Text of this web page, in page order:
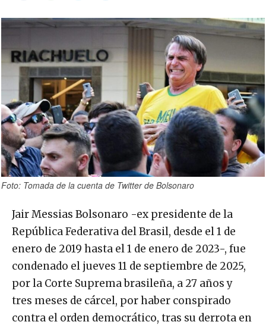
Foto: Tomada de la cuenta de Twitter de Bolsonaro
Jair Messias Bolsonaro ​-ex presidente de la
República Federativa del Brasil, desde el 1 de
enero de 2019 hasta el 1 de enero de 2023-, fue
condenado el jueves 11 de septiembre de 2025,
por la Corte Suprema brasileña, a 27 años y
tres meses de cárcel, por haber conspirado
contra el orden democrático, tras su derrota en